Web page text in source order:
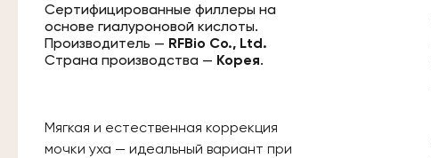
Сертифицированные филлеры на
основе гиалуроновой кислоты.
Производитель — RFBio Co., Ltd.
Страна производства — Корея.
Мягкая и естественная коррекция
мочки уха — идеальный вариант при